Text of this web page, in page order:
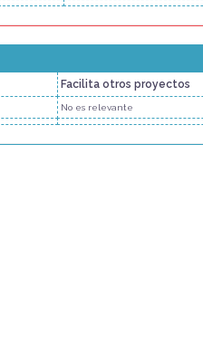
Facilita otros proyectos
No es relevante